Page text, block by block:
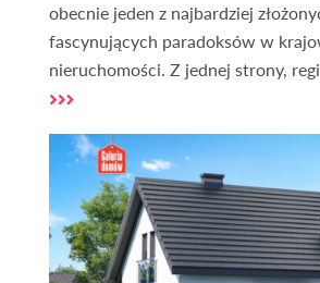
obecnie jeden z najbardziej
fascynujących paradoksów w
nieruchomości. Z jednej strony,
postrzegany przez pryzmat
Ukrainie oraz incydentów na
Z drugiej jednak, staje się on areną
bezprecedensowych,
inwestycji publicznych i
potencjał, by fundamentalnie